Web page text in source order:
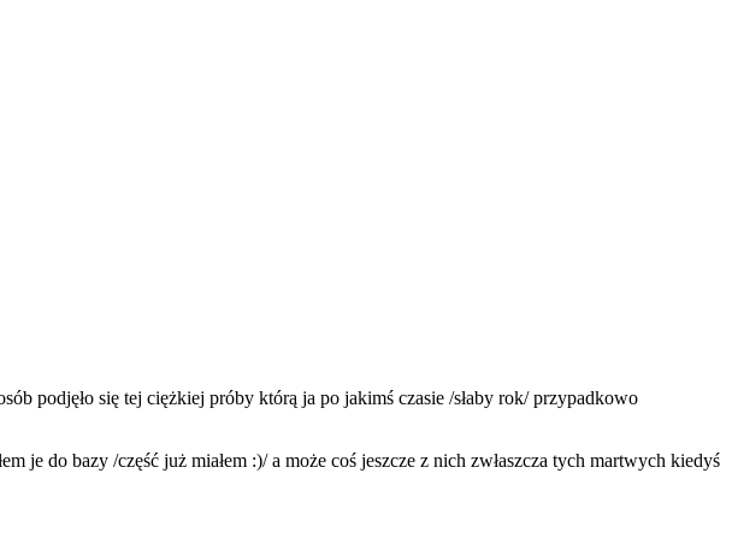
podjęło się tej ciężkiej próby którą ja po jakimś czasie /słaby rok/ przypadkowo
je do bazy /część już miałem :)/ a może coś jeszcze z nich zwłaszcza tych martwych kiedyś